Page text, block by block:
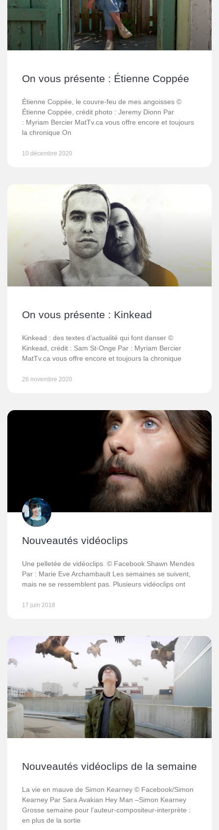
On vous présente : Étienne Coppée
Étienne Coppée, le couvre-feu de mes angoisses ©
Étienne Coppée, crédit photo : Jeremy Dionn Par
: Myriam Bercier MatTv.ca vous offre encore et toujours
la chronique On
10 décembre 2020
On vous présente : Kinkead
Kinkead : des textes d’actualité qui font danser ©
Kinkead, crédit : Sam St-Onge Par : Myriam Bercier
MatTv.ca vous offre encore et toujours la chronique
26 novembre 2020
Nouveautés vidéoclips
Une pelletée de vidéoclips © Facebook Shawn Mendes
Par : Marie Eve Archambault Les semaines se suivent,
mais ne se ressemblent pas. Plusieurs vidéoclips ont
17 juin 2018
Nouveautés vidéoclips de la semaine
La vie en mauve de Simon Kearney © Facebook/Simon
Kearney Par Sara Avakian Hey Man –Simon Kearney
Grosse semaine pour l’auteur-compositeur-interprète :
en plus de la sortie